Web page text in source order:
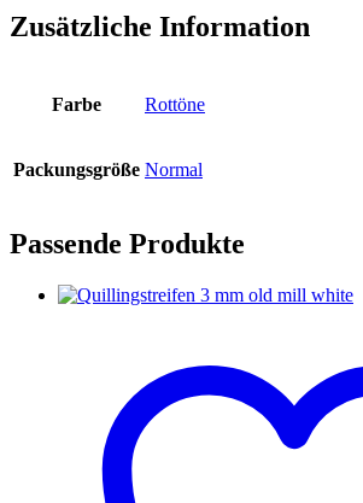
Zusätzliche Information
Farbe Rottöne
Packungsgröße Normal
Passende Produkte